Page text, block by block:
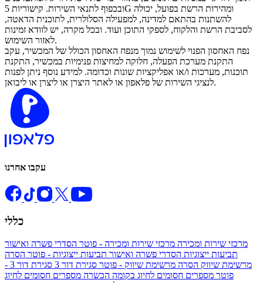
ובכפוף לתנאי השירות. קישוריות 5G ומהירות הרשת בפועל, יכולה
להשתנות בהתאם למדינה, למפעילה הסלולרית, לתוכנית הדאטה,
לסביבת הרשת והלקוח, לספקי התוכן ועוד. ובכל מקרה, יש לוודא זמינות
לאזור השימוש.
נפח האחסון הפנוי לשימוש נמוך מנפח האחסון הכולל של המכשיר, עקב
התקנת מערכת הפעלה, חלוקה למחיצות פנימיות במכשיר, התקנת
תוכנות, מערכות ו/או אפליקציות שונות וכדומה. למידע נוסף ניתן לפנות
לנציגי השירות של פלאפון או לאתר היצרן או ליצרן או ליבואן.
עקבו אחרנו
כללי
מרכזי שירות ומכירה מרכזי שירות ומכירה - פוטר הסדרי פשרה ואישור
תביעות ייצוגיות הסדרי פשרה ואישור תביעות ייצוגיות - פוטר הסרה
מרשימת שיווק הסרה מרשימת שיווק - פוטר סגירת דור 3
סגירת דור 3 -
פוטר מספרים חסומים לחיוג בקומה הכשרה מספרים חסומים לחיוג